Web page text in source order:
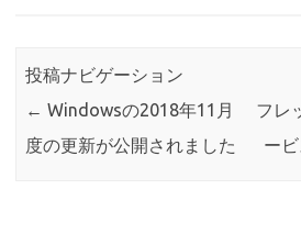
投稿ナビゲーション
← Windowsの2018年11月
度の更新が公開されました
フレ
ー